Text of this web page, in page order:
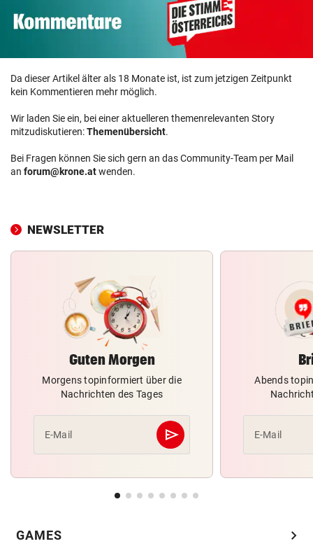
Da dieser Artikel älter als 18 Monate ist, ist zum jetzigen Zeitpunkt
kein Kommentieren mehr möglich.
Wir laden Sie ein, bei einer aktuelleren themenrelevanten Story
mitzudiskutieren:Themenübersicht.
Bei Fragen können Sie sich gern an das Community-Team per Mail
an forum@krone.atwenden.
NEWSLETTER
Guten Morgen
Morgens topinformiert über die
Nachrichten des Tages
E-Mail send
Abschicken
Abends
E-Mail
GAMES chevron_right